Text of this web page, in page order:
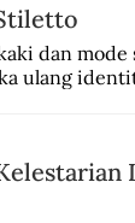
dan mode
ulang